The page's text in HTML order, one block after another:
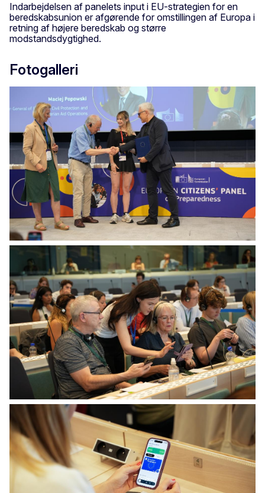
Indarbejdelsen af panelets input i EU-strategien for en
beredskabsunion er afgørende for omstillingen af Europa i
retning af højere beredskab og større
modstandsdygtighed.
Fotogalleri
Citizens' Panel on Preparedness - recommendations handover